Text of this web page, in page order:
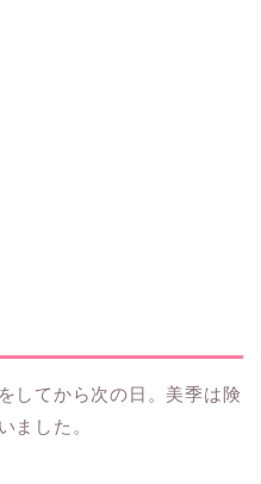
してから次の日。美季は険
ました。